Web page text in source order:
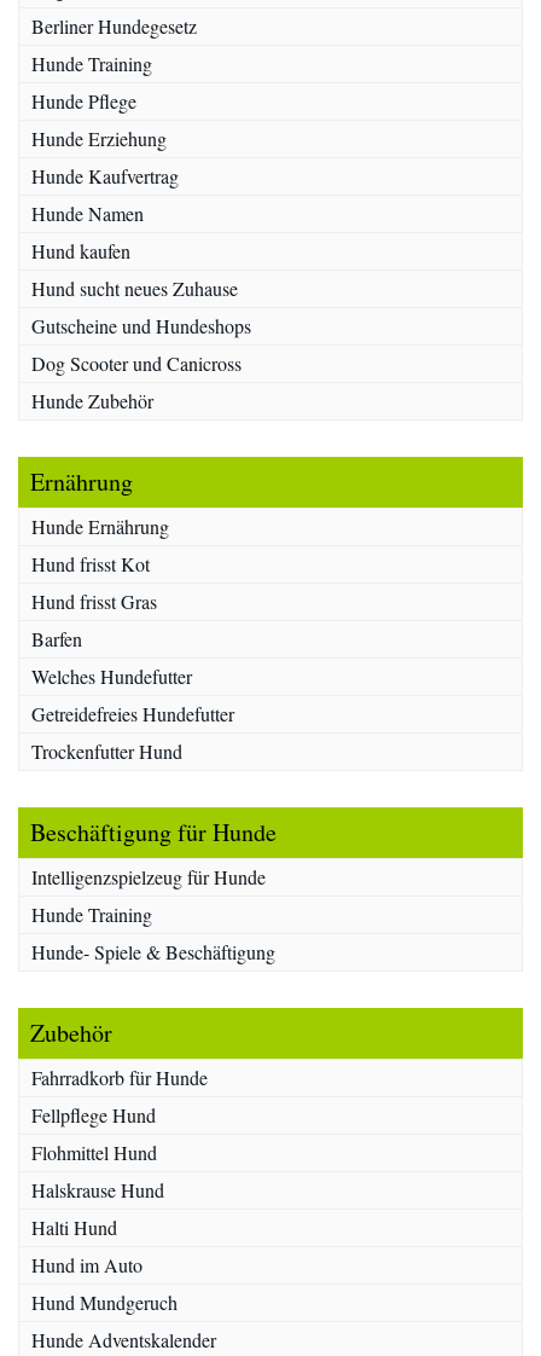
Berliner Hundegesetz
Hunde Training
Hunde Pflege
Hunde Erziehung
Hunde Kaufvertrag
Hunde Namen
Hund kaufen
Hund sucht neues Zuhause
Gutscheine und Hundeshops
Dog Scooter und Canicross
Hunde Zubehör
Ernährung
Hunde Ernährung
Hund frisst Kot
Hund frisst Gras
Barfen
Welches Hundefutter
Getreidefreies Hundefutter
Trockenfutter Hund
Beschäftigung für Hunde
Intelligenzspielzeug für Hunde
Hunde Training
Hunde- Spiele & Beschäftigung
Zubehör
Fahrradkorb für Hunde
Fellpflege Hund
Flohmittel Hund
Halskrause Hund
Halti Hund
Hund im Auto
Hund Mundgeruch
Hunde Adventskalender